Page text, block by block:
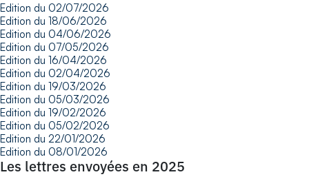
Edition du 02/07/2026
Edition du 18/06/2026
Edition du 04/06/2026
Edition du 07/05/2026
Edition du 16/04/2026
Edition du 02/04/2026
Edition du 19/03/2026
Edition du 05/03/2026
Edition du 19/02/2026
Edition du 05/02/2026
Edition du 22/01/2026
Edition du 08/01/2026
Les lettres envoyées en 2025